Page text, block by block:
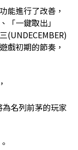
能進行了改善，
「一鍵取出」
(UNDECEMBER)
戲初期的節奏，
名列前茅的玩家